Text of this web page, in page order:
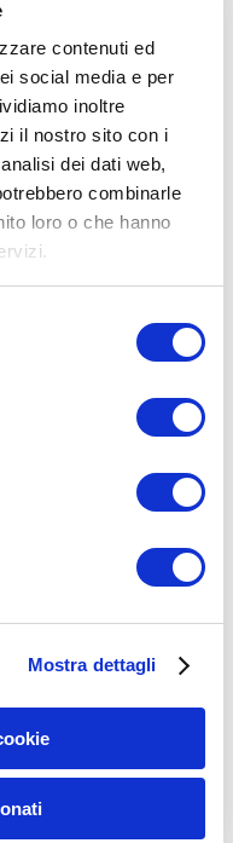
contenuti ed
social media e per
inoltre
il nostro sito con i
dei dati web,
combinarle
loro o che hanno
Mostra dettagli